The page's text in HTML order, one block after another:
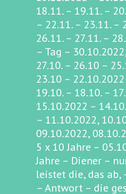
18.11. – 19.11. –
– 22.11. – 23.11. –
26.11. – 27.11. –
– Tag –
27.10. – 26.10 –
23.10 –
19.10. – 18.10. –
15.10.2022 –
– 11.10.2022,
09.10.2022,
5 x 10 Jahre –
Jahre – Diener –
leistet die, das ab,
– Antwort – die